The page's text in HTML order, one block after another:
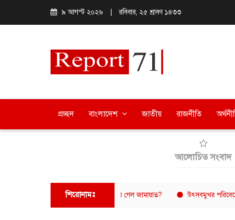
৯ আগস্ট ২০২৬ রবিবার, ২৫ শ্রাবণ ১৪৩৩
প্রচ্ছদ বাংলাদেশ জাতীয় রাজনীতি
আলোচিত সংবাদ
শিরোনামঃ
ইতিহাসে নিজেদের ভূমিকা এড়িয়ে গেল জামায়াত? উৎসবমুখর পরিবেশে বরিশালে